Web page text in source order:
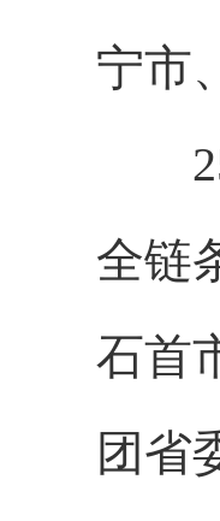
宁市
全链
石首
团省